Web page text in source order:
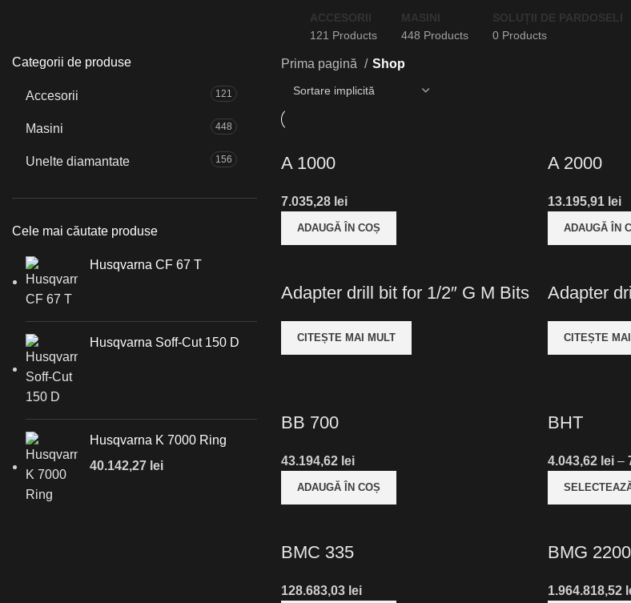
ACCESORII
121 Products
MASINI
448 Products
SOLUȚII DE PARDOSELI
0 Products
Categorii de produse
Accesorii 121
Masini 448
Unelte diamantate 156
Cele mai căutate produse
Husqvarna CF 67 T
Husqvarna Soff-Cut 150 D
Husqvarna K 7000 Ring
40.142,27 lei
Prima pagină Shop
A 1000
7.035,28 lei
ADAUGĂ ÎN COȘ
A 2000
13.195,91 lei
ADAUGĂ ÎN
Adapter drill bit for 1/2″ G M Bits
CITEȘTE MAI MULT
Adapter
CITEȘTE
BB 700
43.194,62 lei
ADAUGĂ ÎN COȘ
BHT
4.043,62 lei –
BMC 335
128.683,03 lei
BMG 2200
1.964.818,52